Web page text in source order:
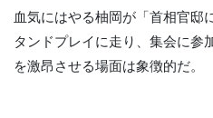
血気にはやる柚岡が「首相官邸
タンドプレイに走り、集会に参
を激昂させる場面は象徴的だ。